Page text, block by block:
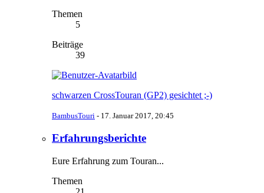
Themen
5
Beiträge
39
schwarzen CrossTouran (GP2) gesichtet ;-)
BambusTouri - 17. Januar 2017, 20:45
Erfahrungsberichte
Eure Erfahrung zum Touran...
Themen